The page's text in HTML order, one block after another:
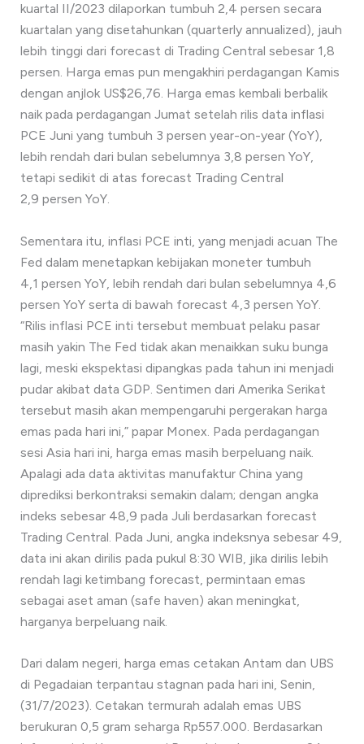
kuartal II/2023 dilaporkan tumbuh 2,4 persen secara
kuartalan yang disetahunkan (quarterly annualized), jauh
lebih tinggi dari forecast di Trading Central sebesar 1,8
persen. Harga emas pun mengakhiri perdagangan Kamis
dengan anjlok US$26,76. Harga emas kembali berbalik
naik pada perdagangan Jumat setelah rilis data inflasi
PCE Juni yang tumbuh 3 persen year-on-year (YoY),
lebih rendah dari bulan sebelumnya 3,8 persen YoY,
tetapi sedikit di atas forecast Trading Central
2,9 persen YoY.
Sementara itu, inflasi PCE inti, yang menjadi acuan The
Fed dalam menetapkan kebijakan moneter tumbuh
4,1 persen YoY, lebih rendah dari bulan sebelumnya 4,6
persen YoY serta di bawah forecast 4,3 persen YoY.
“Rilis inflasi PCE inti tersebut membuat pelaku pasar
masih yakin The Fed tidak akan menaikkan suku bunga
lagi, meski ekspektasi dipangkas pada tahun ini menjadi
pudar akibat data GDP. Sentimen dari Amerika Serikat
tersebut masih akan mempengaruhi pergerakan harga
emas pada hari ini,” papar Monex. Pada perdagangan
sesi Asia hari ini, harga emas masih berpeluang naik.
Apalagi ada data aktivitas manufaktur China yang
diprediksi berkontraksi semakin dalam; dengan angka
indeks sebesar 48,9 pada Juli berdasarkan forecast
Trading Central. Pada Juni, angka indeksnya sebesar 49,
data ini akan dirilis pada pukul 8:30 WIB, jika dirilis lebih
rendah lagi ketimbang forecast, permintaan emas
sebagai aset aman (safe haven) akan meningkat,
harganya berpeluang naik.
Dari dalam negeri, harga emas cetakan Antam dan UBS
di Pegadaian terpantau stagnan pada hari ini, Senin,
(31/7/2023). Cetakan termurah adalah emas UBS
berukuran 0,5 gram seharga Rp557.000. Berdasarkan